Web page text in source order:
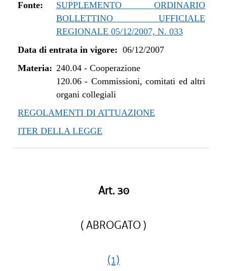
Fonte:
SUPPLEMENTO ORDINARIO
BOLLETTINO UFFICIALE
REGIONALE 05/12/2007, N. 033
Data di entrata in vigore: 06/12/2007
Materia: 240.04- Cooperazione
120.06- Commissioni, comitati ed altri
organi collegiali
REGOLAMENTI DI ATTUAZIONE
ITER DELLA LEGGE
Art. 30
( ABROGATO )
(1)